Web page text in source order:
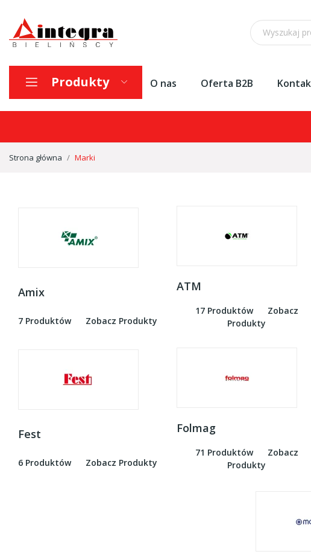
Produkty O nas Oferta B2B
Strona główna Marki
Amix
7 Produktów Zobacz Produkty
ATM
17 Produktów
Zobacz
Produkty
Fest
6 Produktów Zobacz Produkty
Folmag
71 Produktów
Zobacz
Produkty